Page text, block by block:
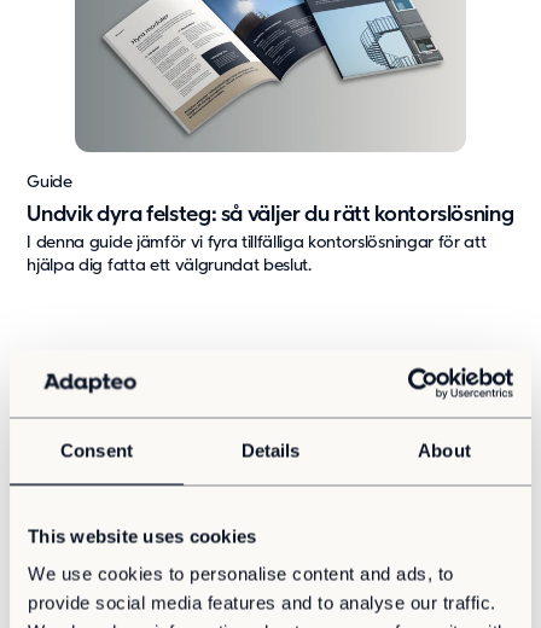
Consent Details About
This website uses cookies
We use cookies to personalise content and ads, to
provide social media features and to analyse our traffic.
Undvik dyra felsteg: så väljer du rätt kontorslösning
Guide
I denna guide jämför vi fyra tillfälliga kontorslösningar för att
hjälpa dig fatta ett välgrundat beslut.